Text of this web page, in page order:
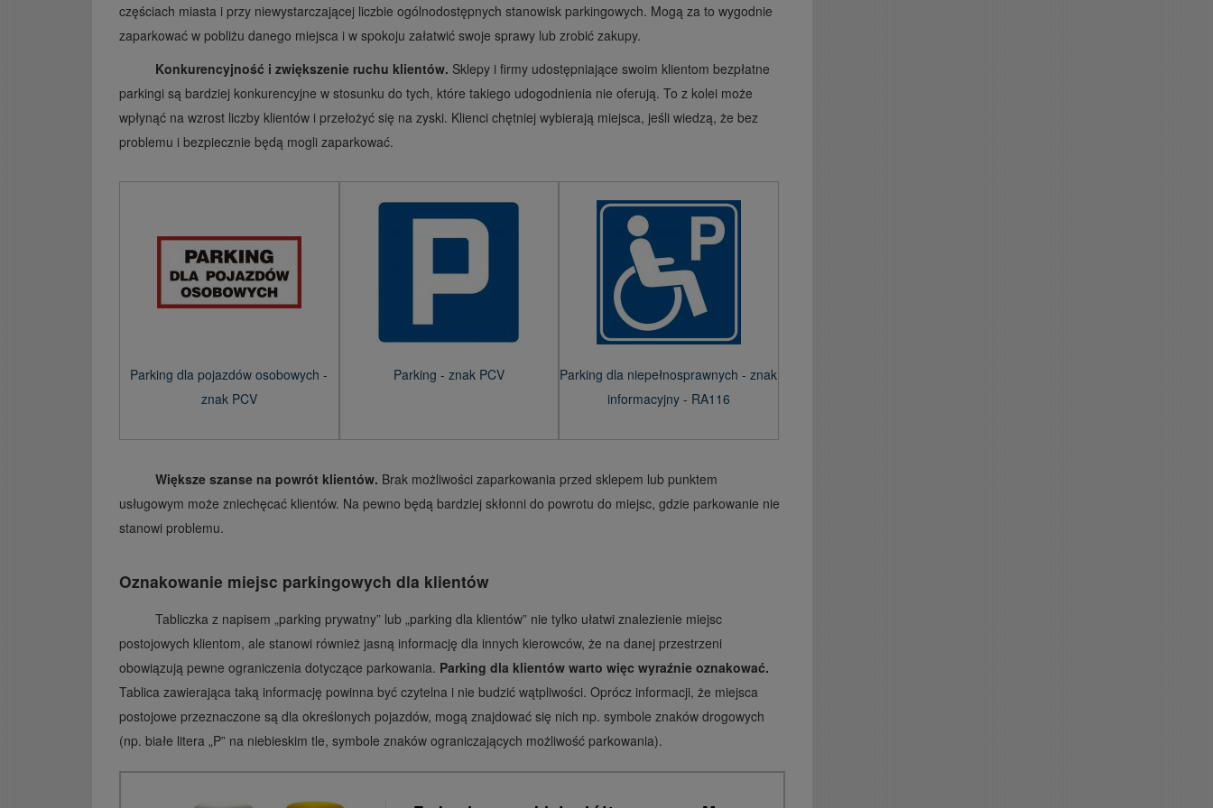
częściach miasta i przy niewystarczającej liczbie ogólnodostępnych stanowisk parkingowych. Mogą za to wygodnie
zaparkować w pobliżu danego miejsca i w spokoju załatwić swoje sprawy lub zrobić zakupy.
Konkurencyjność i zwiększenie ruchu klientów. Sklepy i firmy udostępniające swoim klientom bezpłatne
parkingi są bardziej konkurencyjne w stosunku do tych, które takiego udogodnienia nie oferują. To z kolei może
wpłynąć na wzrost liczby klientów i przełożyć się na zyski. Klienci chętniej wybierają miejsca, jeśli wiedzą, że bez
problemu i bezpiecznie będą mogli zaparkować.
Parking dla pojazdów osobowych -
znak PCV
Parking - znak PCV
Parking dla niepełnosprawnych - znak
informacyjny - RA116
Większe szanse na powrót klientów. Brak możliwości zaparkowania przed sklepem lub punktem
usługowym może zniechęcać klientów. Na pewno będą bardziej skłonni do powrotu do miejsc, gdzie parkowanie nie
stanowi problemu.
Oznakowanie miejsc parkingowych dla klientów
Tabliczka z napisem „parking prywatny” lub „parking dla klientów” nie tylko ułatwi znalezienie miejsc
postojowych klientom, ale stanowi również jasną informację dla innych kierowców, że na danej przestrzeni
obowiązują pewne ograniczenia dotyczące parkowania. Parking dla klientów warto więc wyraźnie oznakować.
Tablica zawierająca taką informację powinna być czytelna i nie budzić wątpliwości. Oprócz informacji, że miejsca
postojowe przeznaczone są dla określonych pojazdów, mogą znajdować się nich np. symbole znaków drogowych
(np. białe litera „P” na niebieskim tle, symbole znaków ograniczających możliwość parkowania).